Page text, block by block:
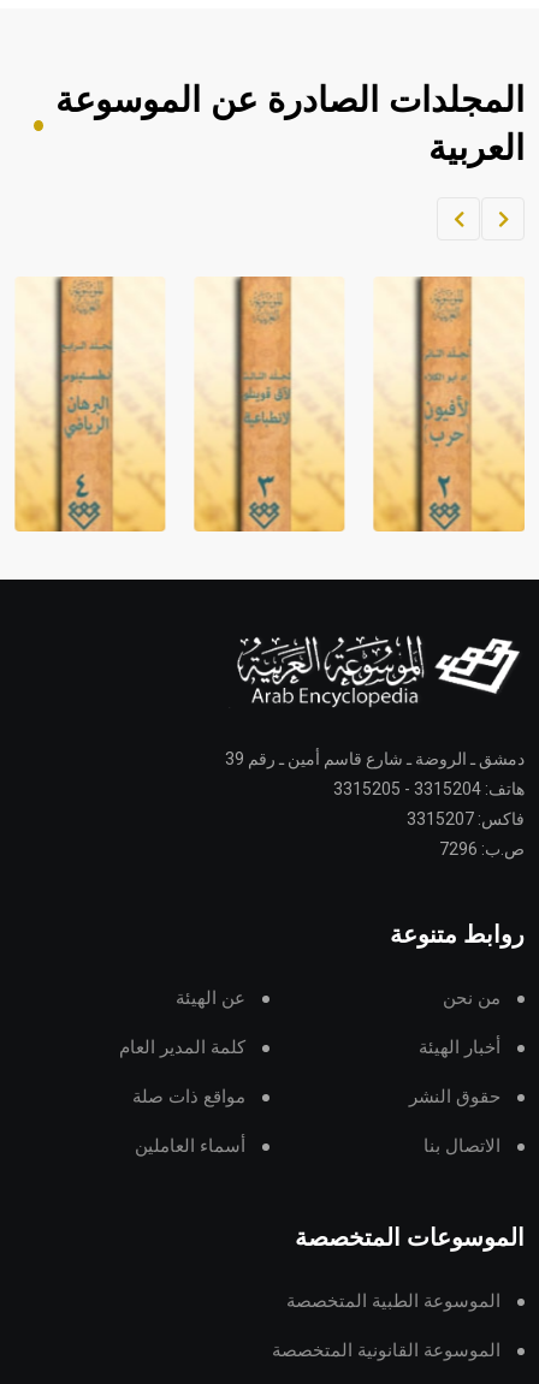
المجلدات الصادرة عن الموسوعة
العربية
دمشق ـ الروضة ـ شارع قاسم أمين ـ رقم 39
هاتف: 3315204 - 3315205
فاكس: 3315207
ص.ب: 7296
روابط متنوعة
من نحن عن الهيئة
أخبار الهيئة كلمة المدير العام
حقوق النشر مواقع ذات صلة
الاتصال بنا أسماء العاملين
الموسوعات المتخصصة
الموسوعة الطبية المتخصصة
الموسوعة القانونية المتخصصة